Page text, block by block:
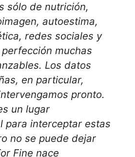
sólo de nutrición,
autoestima,
redes sociales y
muchas
Los datos
en particular,
pronto.
un lugar
para interceptar estas
no se puede dejar
Fine nace